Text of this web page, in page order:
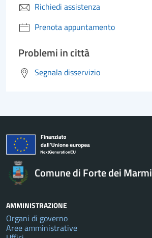
Richiedi assistenza
Prenota appuntamento
Problemi in città
Segnala disservizio
Comune di Forte dei Marmi
AMMINISTRAZIONE
Organi di governo
Aree amministrative